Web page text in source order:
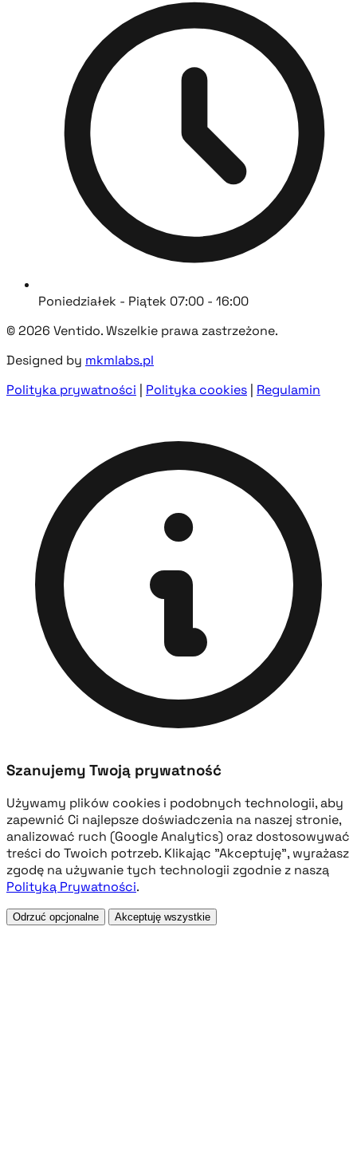
Poniedziałek - Piątek 07:00 - 16:00
© 2026 Ventido. Wszelkie prawa zastrzeżone.
Designed by mkmlabs.pl
Polityka prywatności | Polityka cookies | Regulamin
Szanujemy Twoją prywatność
Używamy plików cookies i podobnych technologii, aby
zapewnić Ci najlepsze doświadczenia na naszej stronie,
analizować ruch (Google Analytics) oraz dostosowywać
treści do Twoich potrzeb. Klikając "Akceptuję", wyrażasz
zgodę na używanie tych technologii zgodnie z naszą
Polityką Prywatności.
Odrzuć opcjonalne Akceptuję wszystkie